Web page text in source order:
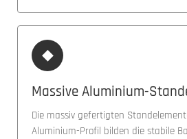
◆
Massive Aluminium-
Die massiv gefertigten
Aluminium-Profil bilden die stabile